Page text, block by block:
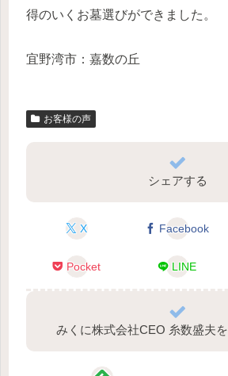
得のいくお墓選びができました。
宜野湾市：嘉数の丘
お客様の声
シェアする
X Facebook
Pocket LINE
みくに株式会社CEO 糸数盛夫